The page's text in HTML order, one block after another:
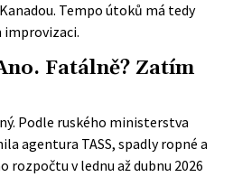
Tempo útoků má tedy
improvizaci.
Fatálně? Zatím
Podle ruského ministerstva
agentura TASS, spadly ropné a
rozpočtu v lednu až dubnu 2026